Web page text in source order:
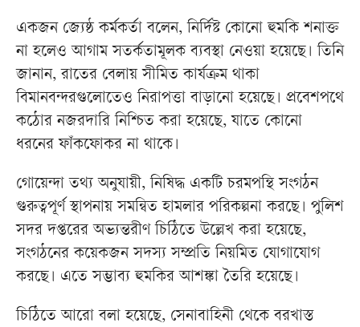
একজন জ্যেষ্ঠ কর্মকর্তা বলেন, নির্দিষ্ট কোনো হুমকি শনাক্ত
না হলেও আগাম সতর্কতামূলক ব্যবস্থা নেওয়া হয়েছে। তিনি
জানান, রাতের বেলায় সীমিত কার্যক্রম থাকা
বিমানবন্দরগুলোতেও নিরাপত্তা বাড়ানো হয়েছে। প্রবেশপথে
কঠোর নজরদারি নিশ্চিত করা হয়েছে, যাতে কোনো
ধরনের ফাঁকফোকর না থাকে।
গোয়েন্দা তথ্য অনুযায়ী, নিষিদ্ধ একটি চরমপন্থি সংগঠন
গুরুত্বপূর্ণ স্থাপনায় সমন্বিত হামলার পরিকল্পনা করছে। পুলিশ
সদর দপ্তরের অভ্যন্তরীণ চিঠিতে উল্লেখ করা হয়েছে,
সংগঠনের কয়েকজন সদস্য সম্প্রতি নিয়মিত যোগাযোগ
করছে। এতে সম্ভাব্য হুমকির আশঙ্কা তৈরি হয়েছে।
চিঠিতে আরো বলা হয়েছে, সেনাবাহিনী থেকে বরখাস্ত